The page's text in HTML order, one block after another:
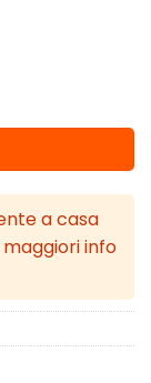
- 2010)
a casa
maggiori info